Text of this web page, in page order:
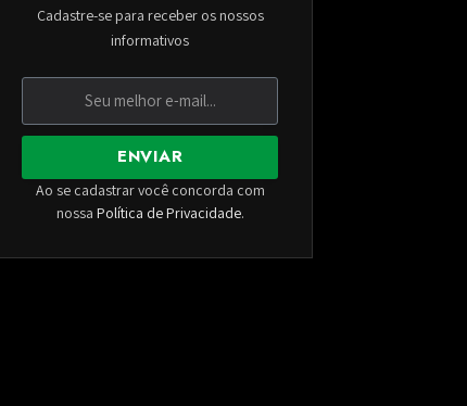
Cadastre-se para receber os nossos
informativos
ENVIAR
Ao se cadastrar você concorda com
nossa Política de Privacidade.